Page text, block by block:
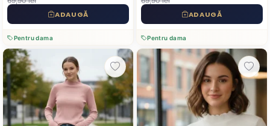
ADAUGĂ
Pentru dama
ADAUGĂ
Pentru dama